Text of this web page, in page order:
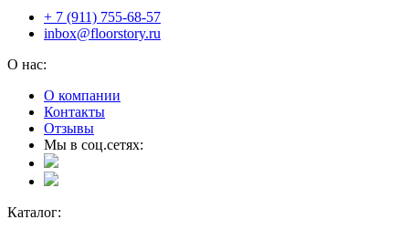
+ 7 (911) 755-68-57
inbox@floorstory.ru
О нас:
О компании
Контакты
Отзывы
Мы в соц.сетях:
Каталог: